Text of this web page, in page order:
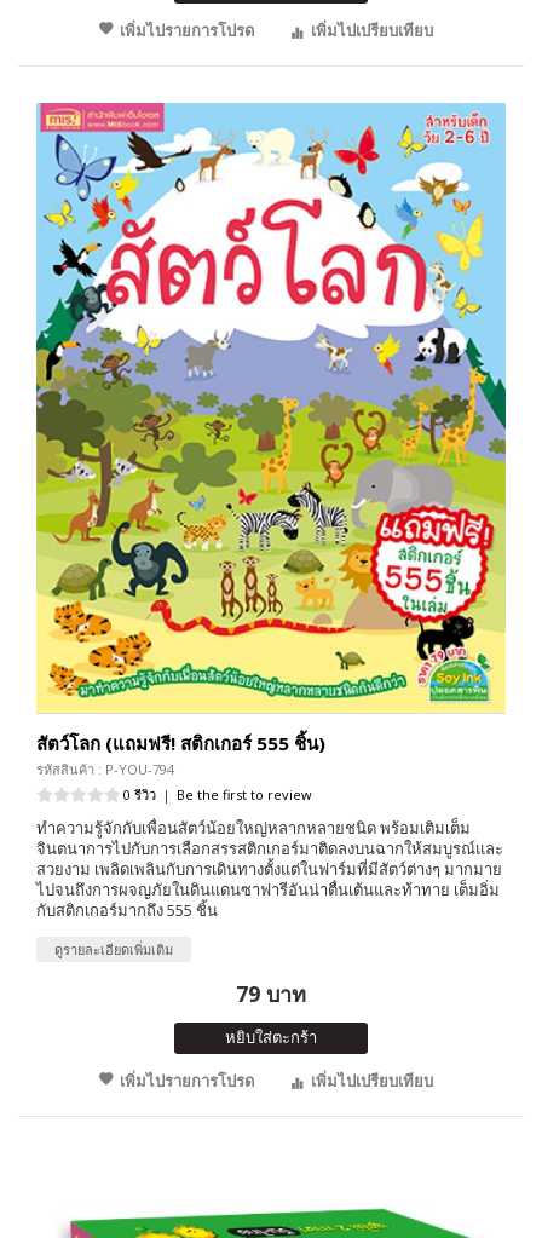
เพิ่มไปรายการโปรด
เพิ่มไปเปรียบเทียบ
สัตว์โลก (แถมฟรี! สติกเกอร์ 555 ชิ้น)
รหัสสินค้า : P-YOU-794
0 รีวิว | Be the first to review
ทำความรู้จักกับเพื่อนสัตว์น้อยใหญ่หลากหลายชนิด พร้อมเติมเต็ม
จินตนาการไปกับการเลือกสรรสติกเกอร์มาติดลงบนฉากให้สมบูรณ์และ
สวยงาม เพลิดเพลินกับการเดินทางตั้งแต่ในฟาร์มที่มีสัตว์ต่างๆ มากมาย
ไปจนถึงการผจญภัยในดินแดนซาฟารีอันน่าตื่นเต้นและท้าทาย เต็มอิ่ม
กับสติกเกอร์มากถึง 555 ชิ้น
ดูรายละเอียดเพิ่มเติม
79 บาท
หยิบใส่ตะกร้า
เพิ่มไปรายการโปรด
เพิ่มไปเปรียบเทียบ